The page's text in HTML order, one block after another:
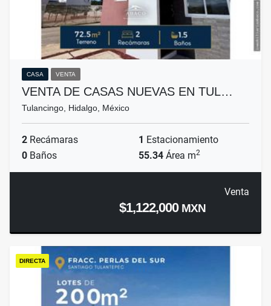
CASA VENTA
VENTA DE CASAS NUEVAS EN TUL…
Tulancingo, Hidalgo, México
2 Recámaras 1 Estacionamiento
0 Baños 55.34 Área m2
Venta
$1,122,000 MXN
DIRECTA